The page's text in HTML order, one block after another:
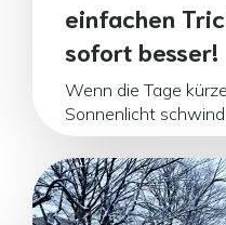
einfachen
sofort besser!
Wenn die Tage
Sonnenlicht